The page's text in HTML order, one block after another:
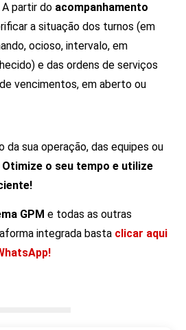
partir do acompanhamento
a situação dos turnos (em
ocioso, intervalo, em
e das ordens de serviços
vencimentos, em aberto ou
da sua operação, das equipes ou
Otimize o seu tempo e utilize
GPM e todas as outras
integrada basta clicar aqui